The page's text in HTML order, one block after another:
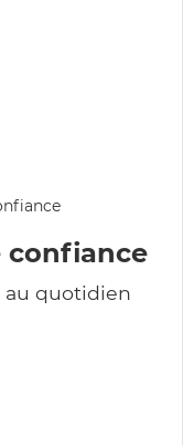
confiance
au quotidien